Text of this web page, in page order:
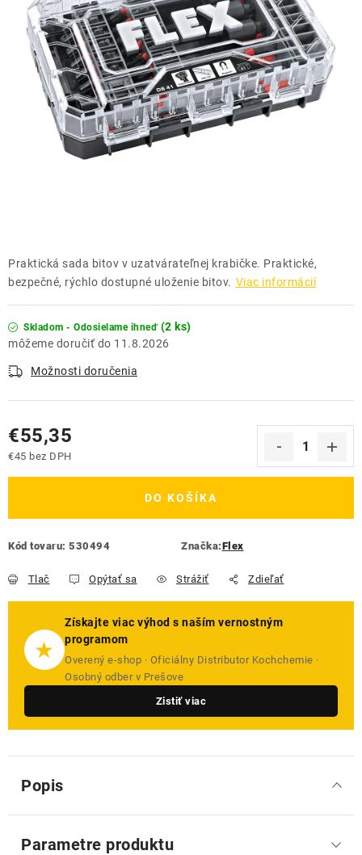
DARČEKOVÉ POUKAZY
ČISTENIE A ÚDRŽBA LODÍ
ZNAČKY
Praktická sada bitov v uzatvárateľnej krabičke. Praktické,
bezpečné, rýchlo dostupné uloženie bitov. Viac informácií
Skladom - Odosielame ihneď (2 ks)
11.8.2026
Možnosti doručenia
€55,35
€45 bez DPH
DO KOŠÍKA
Kód tovaru: 530494 Značka:Flex
Tlač Opýtať sa Strážiť Zdieľať
★
Získajte viac výhod s naším vernostným
programom
Overený e-shop · Oficiálny Distributor Kochchemie ·
Osobný odber v Prešove
Zistiť viac
Popis
Parametre produktu